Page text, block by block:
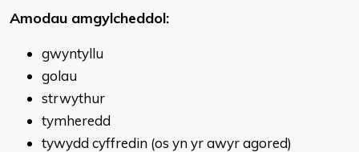
Amodau amgylcheddol:
gwyntyllu
golau
strwythur
tymheredd
tywydd cyffredin (os yn yr awyr agored)